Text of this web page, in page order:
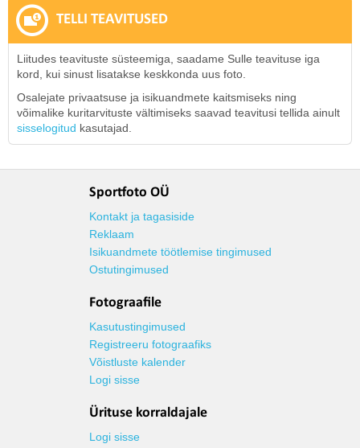
TELLI TEAVITUSED
Liitudes teavituste süsteemiga, saadame Sulle teavituse iga
kord, kui sinust lisatakse keskkonda uus foto.
Osalejate privaatsuse ja isikuandmete kaitsmiseks ning
võimalike kuritarvituste vältimiseks saavad teavitusi tellida ainult
sisselogitud kasutajad.
Sportfoto OÜ
Kontakt ja tagasiside
Reklaam
Isikuandmete töötlemise tingimused
Ostutingimused
Fotograafile
Kasutustingimused
Registreeru fotograafiks
Võistluste kalender
Logi sisse
Ürituse korraldajale
Logi sisse